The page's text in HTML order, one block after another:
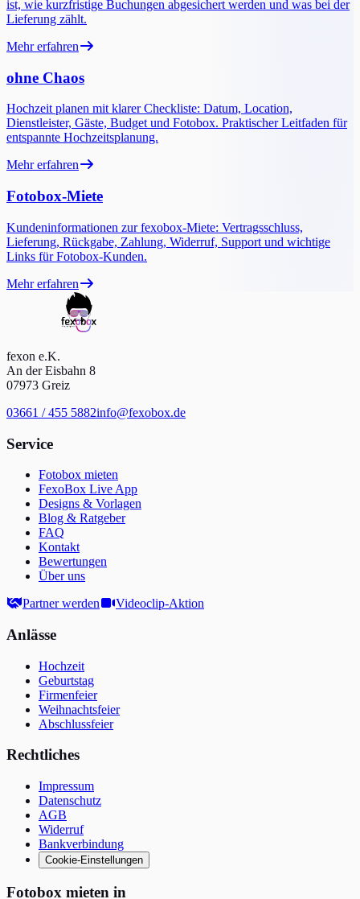
ist, wie kurzfristige Buchungen abgesichert werden und was bei der
Lieferung zählt.
Mehr erfahren
ohne Chaos
Hochzeit planen mit klarer Checkliste: Datum, Location,
Dienstleister, Gäste, Budget und Fotobox. Praktischer Leitfaden für
entspannte Hochzeitsplanung.
Mehr erfahren
Fotobox-Miete
Kundeninformationen zur fexobox-Miete: Vertragsschluss,
Lieferung, Rückgabe, Zahlung, Widerruf, Support und wichtige
Links für Fotobox-Kunden.
Mehr erfahren
fexon e.K.
An der Eisbahn 8
07973 Greiz
03661 / 455 5882info@fexobox.de
Service
Fotobox mieten
FexoBox Live App
Designs & Vorlagen
Blog & Ratgeber
FAQ
Kontakt
Bewertungen
Über uns
Partner werden
Videoclip-Aktion
Anlässe
Hochzeit
Geburtstag
Firmenfeier
Weihnachtsfeier
Abschlussfeier
Rechtliches
Impressum
Datenschutz
AGB
Widerruf
Bankverbindung
Cookie-Einstellungen
Fotobox mieten in